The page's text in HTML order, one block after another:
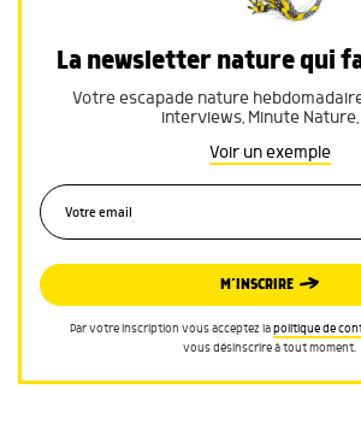
La newsletter nature qui
Votre escapade nature
interviews, Minute
Voir un exemple
M’INSCRIRE
Par votre inscription vous acceptez lapolitique de
vous désinscrire à tout moment.